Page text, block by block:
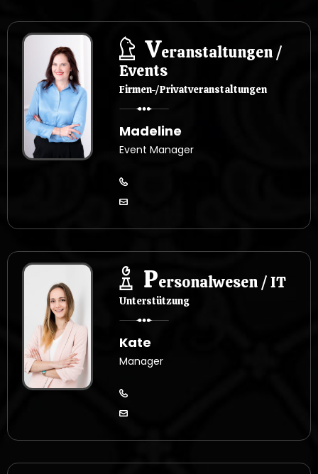
Veranstaltungen /
Events
Firmen-/Privatveranstaltungen
Madeline
Event Manager
Personalwesen / IT
Unterstützung
Kate
Manager